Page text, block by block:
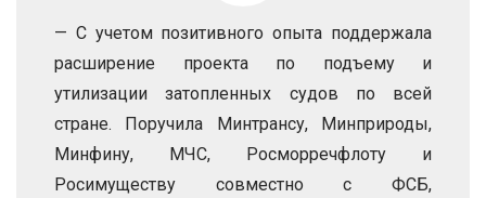
— С учетом позитивного опыта поддержала
расширение проекта по подъему и
утилизации затопленных судов по всей
стране. Поручила Минтрансу, Минприроды,
Минфину, МЧС, Росморречфлоту и
Росимуществу совместно с ФСБ,